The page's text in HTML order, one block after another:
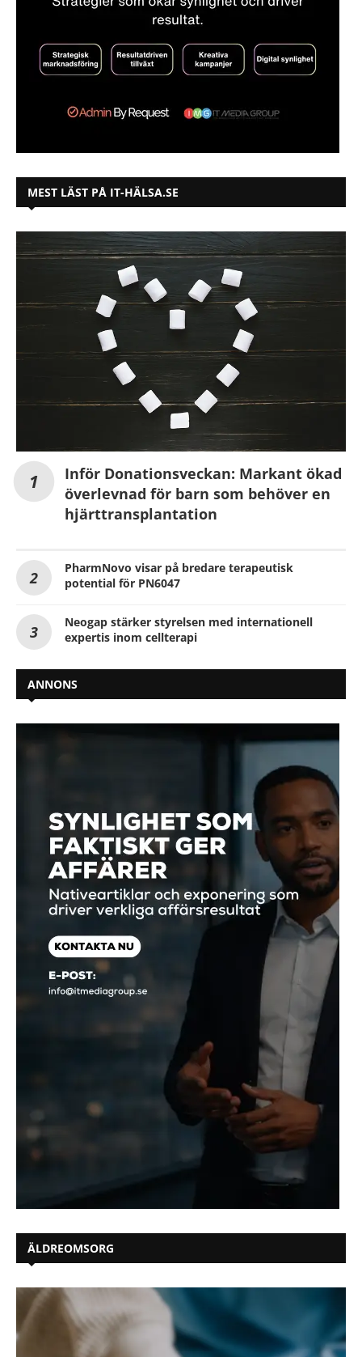
MEST LÄST PÅ IT-HÄLSA.SE
Inför Donationsveckan: Markant ökad
överlevnad för barn som behöver en
hjärttransplantation
PharmNovo visar på bredare terapeutisk
potential för PN6047
Neogap stärker styrelsen med internationell
expertis inom cellterapi
ANNONS
ÄLDREOMSORG